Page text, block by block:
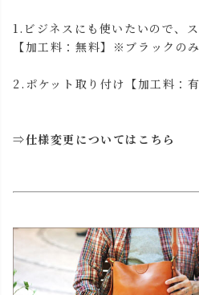
1.ビジネスにも使いたいので、
【加工料：無料】※ブラックの
2.ポケット取り付け【加工料：有
⇒仕様変更についてはこちら